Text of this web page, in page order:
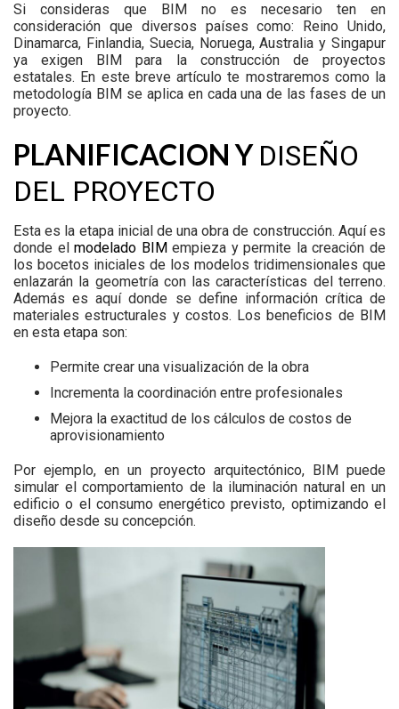
Si consideras que BIM no es necesario ten en
consideración que diversos países como: Reino Unido,
Dinamarca, Finlandia, Suecia, Noruega, Australia y Singapur
ya exigen BIM para la construcción de proyectos
estatales. En este breve artículo te mostraremos como la
metodología BIM se aplica en cada una de las fases de un
proyecto.
PLANIFICACION Y DISEÑO
DEL PROYECTO
Esta es la etapa inicial de una obra de construcción. Aquí es
donde elmodelado BIM empieza y permite la creación de
los bocetos iniciales de los modelos tridimensionales que
enlazarán la geometría con las características del terreno.
Además es aquí donde se define información crítica de
materiales estructurales y costos. Los beneficios de BIM
en esta etapa son:
Permite crear una visualización de la obra
Incrementa la coordinación entre profesionales
Mejora la exactitud de los cálculos de costos de
aprovisionamiento
Por ejemplo, en un proyecto arquitectónico, BIM puede
simular el comportamiento de la iluminación natural en un
edificio o el consumo energético previsto, optimizando el
diseño desde su concepción.